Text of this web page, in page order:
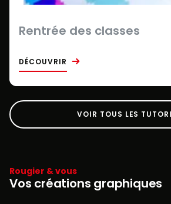
Rentrée des classes
DÉCOUVRIR
VOIR TOUS LES
Rougier & vous
Vos créations graphiques